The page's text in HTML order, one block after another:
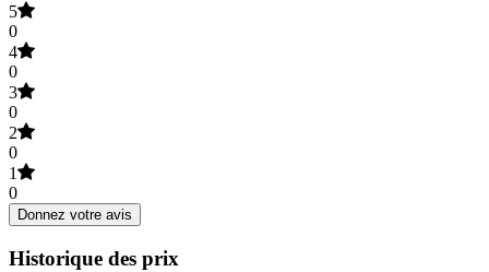
5
0
4
0
3
0
2
0
1
0
Donnez votre avis
Historique des prix